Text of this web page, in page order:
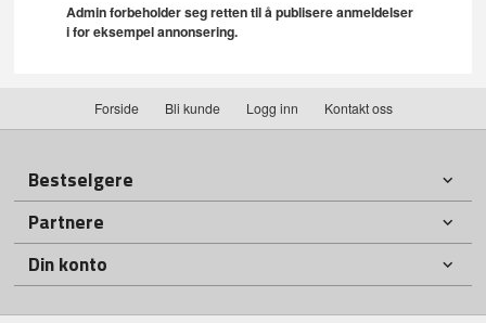
Admin forbeholder seg retten til å publisere anmeldelser
i for eksempel annonsering.
Forside Bli kunde Logg inn Kontakt oss
Bestselgere
Partnere
Din konto